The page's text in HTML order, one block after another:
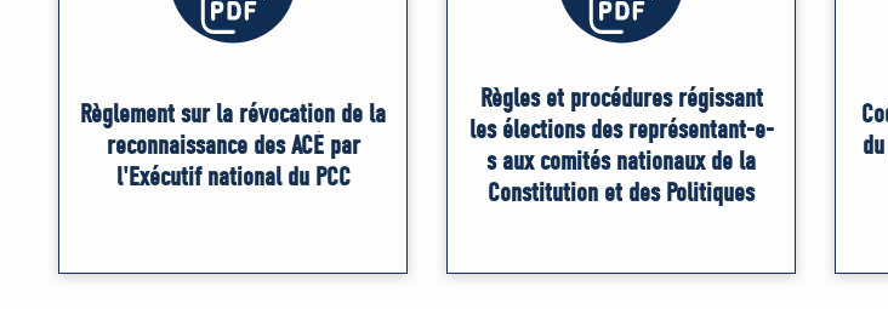
Règlement sur la révocation de la
reconnaissance des ACÉ par
l'Exécutif national du PCC
Règles et procédures régissant
les élections des représentant-e-
s aux comités nationaux de la
Constitution et des Politiques